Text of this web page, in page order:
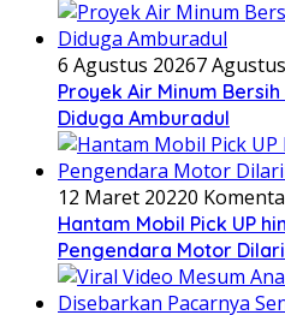
6 Agustus 20267
Proyek Air Minum
Diduga Amburadul
12 Maret 20220
Hantam Mobil Pick UP
Pengendara Motor